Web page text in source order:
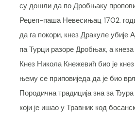
су дошли да по Дробњаку
Реџеп-паша Невесињац 1702.
да га покори, кнез Дракуле убије
па Турци разоре Дробњак, а кнеза
Кнез Никола Кнежевић био је
њему се приповиједа да је био
Породична традиција зна за
који је ишао у Травник код